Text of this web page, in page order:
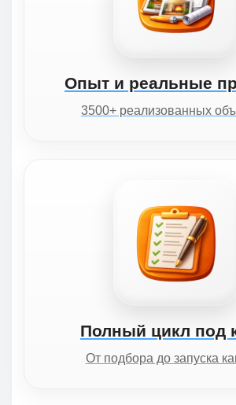
Опыт и реальные
3500+ реализованных
Полный цикл под
От подбора до запуска